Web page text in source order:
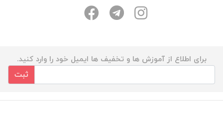
برای اطلاع از آموزش ها و تخفیف ها ایمیل خود را وارد کنید.
ثبت